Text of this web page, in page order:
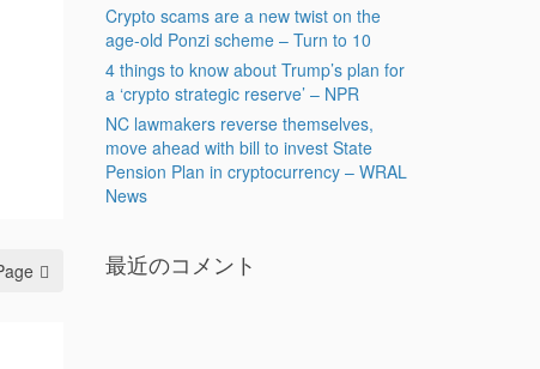
Crypto scams are a new twist on the
age-old Ponzi scheme – Turn to 10
4 things to know about Trump’s plan for
a ‘crypto strategic reserve’ – NPR
NC lawmakers reverse themselves,
move ahead with bill to invest State
Pension Plan in cryptocurrency – WRAL
News
最近のコメント